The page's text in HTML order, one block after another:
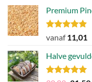
Premium
Gewaardeerd
uit 5
vanaf11,01
Halve